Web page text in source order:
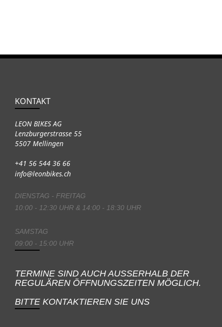
KONTAKT
LEON BIKES AG
Lenzburgerstrasse 55
5507 Mellingen
+41 56 544 36 66
info@leonbikes.ch
DIENSTAG - FREITAG
10:00 - 12:30 UHR & 14:00 - 18:30 UHR
SAMSTAG
09:00 - 15:00 UHR
TERMINE SIND AUCH AUSSERHALB DER
REGULÄREN ÖFFNUNGSZEITEN MÖGLICH.
BITTE KONTAKTIEREN SIE UNS